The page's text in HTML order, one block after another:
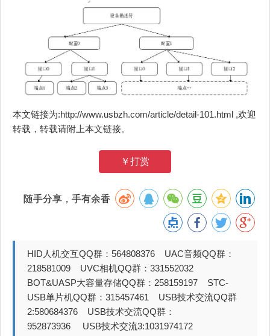
本文链接为:http://www.usbzh.com/article/detail-101.html ,欢迎
转载，转载请附上本文链接。
￥打赏
随手分享，手有余香
HID人机交互QQ群：564808376 UAC音频QQ群：
218581009 UVC相机QQ群：331552032
BOT&UASP大容量存储QQ群：258159197 STC-
USB单片机QQ群：315457461 USB技术交流QQ群
2:580684376 USB技术交流QQ群：
952873936 USB技术交流3:1031974172